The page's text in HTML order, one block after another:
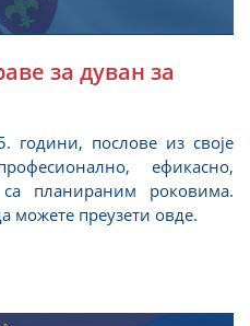
за дуван за
години, послове из своје
ефикасно,
планираним роковима.
можете преузети овде.